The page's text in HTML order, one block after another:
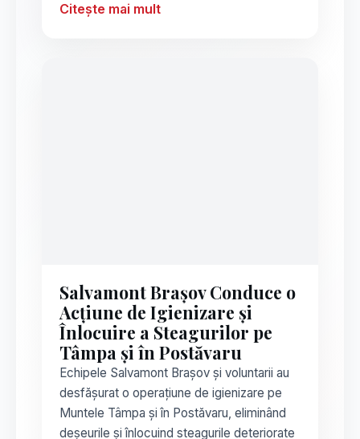
Citește mai mult
Salvamont Brașov Conduce o
Acțiune de Igienizare și
Înlocuire a Steagurilor pe
Tâmpa și în Postăvaru
Echipele Salvamont Brașov și voluntarii au
desfășurat o operațiune de igienizare pe
Muntele Tâmpa și în Postăvaru, eliminând
deșeurile și înlocuind steagurile deteriorate